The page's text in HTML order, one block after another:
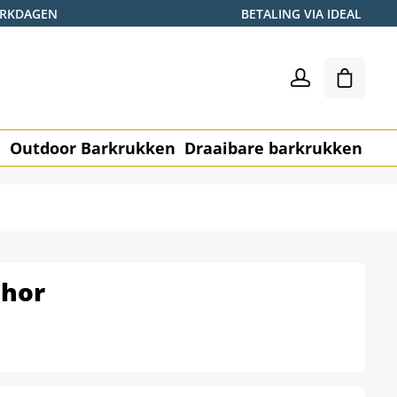
BETALING VIA IDEAL
Outdoor Barkrukken Draaibare barkrukken